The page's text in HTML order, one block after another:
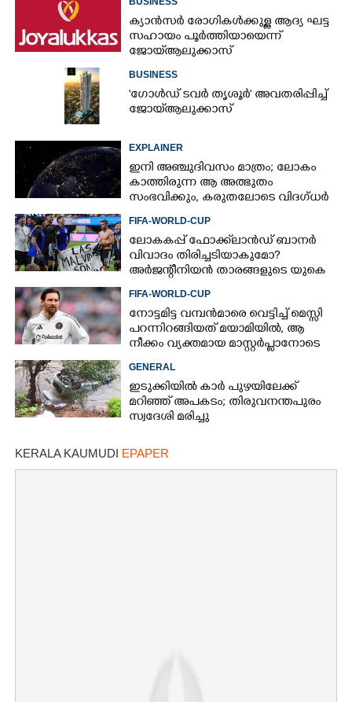
ക്യാൻസർ രോഗികൾക്കുള്ള ആദ്യ ഘട്ട
സഹായം പൂർത്തിയായെന്ന്
ജോയ്ആലുക്കാസ്
BUSINESS
'ഗോൾഡ് ടവർ തൃശൂർ' അവതരിപ്പിച്ച്
ജോയ്ആലുക്കാസ്
EXPLAINER
ഇനി അഞ്ചുദിവസം മാത്രം; ലോകം
കാത്തിരുന്ന ആ അത്ഭുതം
സംഭവിക്കും, കരുതലോടെ വിദഗ്ധർ
FIFA-WORLD-CUP
ലോകകപ്പ് ഫോക്ക്‌ലാൻഡ് ബാനർ
വിവാദം തിരിച്ചടിയാകുമോ?
അർജന്റീനിയൻ താരങ്ങളുടെ യുകെ
FIFA-WORLD-CUP
നോട്ടമിട്ട വമ്പന്‍മാരെ വെട്ടിച്ച് മെസ്സി
പറന്നിറങ്ങിയത് മയാമിയില്‍, ആ
നീക്കം വ്യക്തമായ മാസ്റ്റര്‍പ്ലാനോടെ
GENERAL
ഇടുക്കിയിൽ കാർ പുഴയിലേക്ക്
മറിഞ്ഞ് അപകടം; തിരുവനന്തപുരം
സ്വദേശി മരിച്ചു
KERALA KAUMUDI EPAPER